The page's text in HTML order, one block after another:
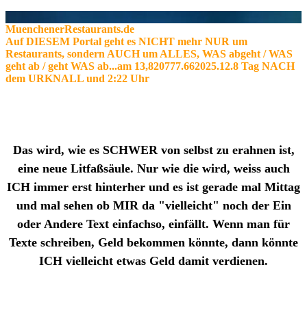
MuenchenerRestaurants.de
Auf DIESEM Portal geht es NICHT mehr NUR um
Restaurants, sondern AUCH um ALLES, WAS abgeht / WAS
geht ab / geht WAS ab...am 13,820777.662025.12.8 Tag NACH
dem URKNALL und 2:22 Uhr
Das wird, wie es SCHWER von selbst zu erahnen ist,
eine neue Litfaßsäule. Nur wie die wird, weiss auch
ICH immer erst hinterher und es ist gerade mal Mittag
und mal sehen ob MIR da "vielleicht" noch der Ein
oder Andere Text einfachso, einfällt. Wenn man für
Texte schreiben, Geld bekommen könnte, dann könnte
ICH vielleicht etwas Geld damit verdienen.